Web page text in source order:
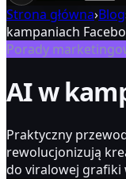
Strona główna›Blog
kampaniach
Porady
AI w
Praktyczny
rewolucjonizują
do viralowej grafiki